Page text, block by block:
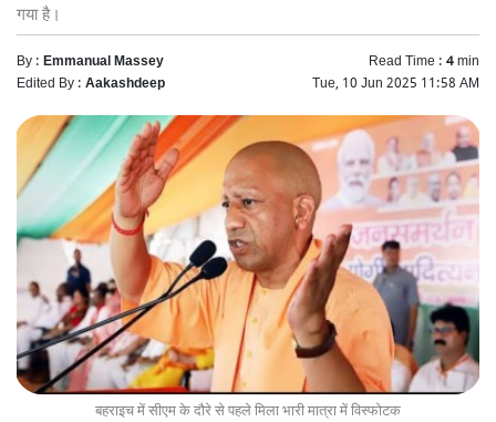
गया है।
By :Emmanual Massey Read Time :4min
Edited By :Aakashdeep Tue, 10 Jun 2025 11:58 AM
बहराइच में सीएम के दौरे से पहले मिला भारी मात्रा में विस्फोटक